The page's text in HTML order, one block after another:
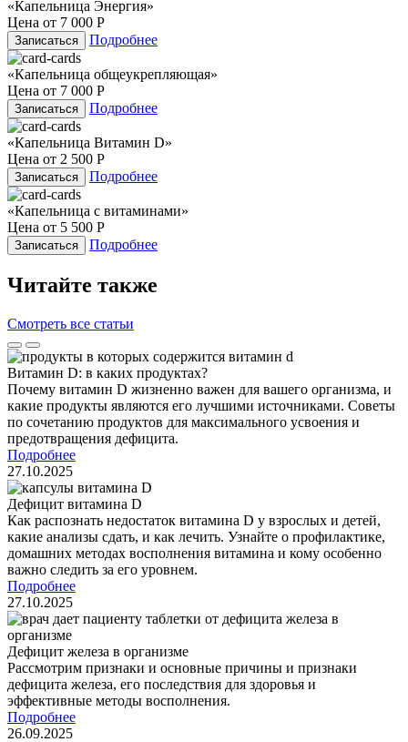
«Капельница Энергия»
Цена от 7 000 Р
Записаться Подробнее
«Капельница общеукрепляющая»
Цена от 7 000 Р
Записаться Подробнее
«Капельница Витамин D»
Цена от 2 500 Р
Записаться Подробнее
«Капельница с витаминами»
Цена от 5 500 Р
Записаться Подробнее
Читайте также
Смотреть все статьи
Витамин D: в каких продуктах?
Почему витамин D жизненно важен для вашего организма, и
какие продукты являются его лучшими источниками. Советы
по сочетанию продуктов для максимального усвоения и
предотвращения дефицита.
Подробнее
27.10.2025
Дефицит витамина D
Как распознать недостаток витамина D у взрослых и детей,
какие анализы сдать, и как лечить. Узнайте о профилактике,
домашних методах восполнения витамина и кому особенно
важно следить за его уровнем.
Подробнее
27.10.2025
Дефицит железа в организме
Рассмотрим признаки и основные причины и признаки
дефицита железа, его последствия для здоровья и
эффективные методы восполнения.
Подробнее
26.09.2025